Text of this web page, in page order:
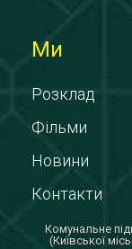
Ми
Розклад
Фільми
Новини
Контакти
Комунальне
(Київської